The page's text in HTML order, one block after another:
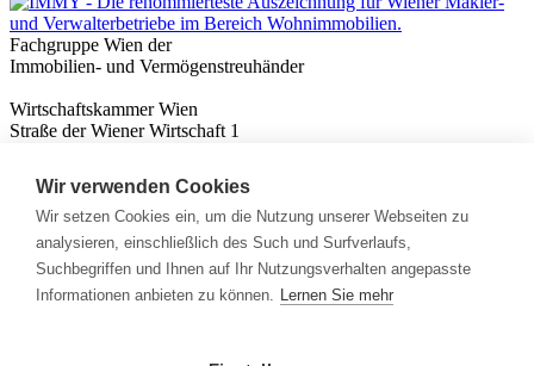
Fachgruppe Wien der
Immobilien- und Vermögenstreuhänder
Wirtschaftskammer Wien
Straße der Wiener Wirtschaft 1
Nützliches
Immobilienwissen
Formulare & Rechner
Expert:innen
Info
Wir verwenden Cookies
Wir setzen Cookies ein, um die Nutzung unserer Webseiten zu
analysieren, einschließlich des Such und Surfverlaufs,
Suchbegriffen und Ihnen auf Ihr Nutzungsverhalten angepasste
Informationen anbieten zu können. Lernen Sie mehr